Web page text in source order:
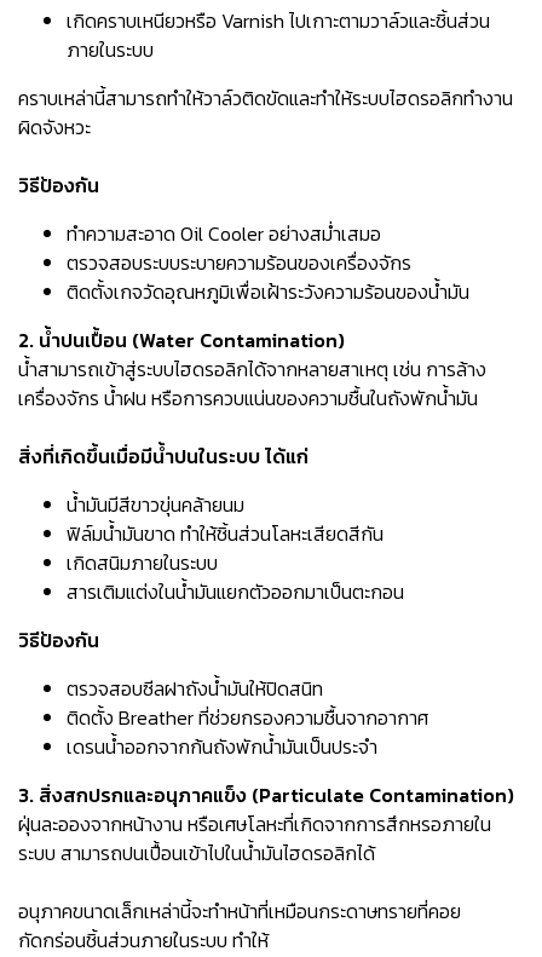
เกิดคราบเหนียวหรือ Varnish ไปเกาะตามวาล์วและชิ้นส่วน
ภายในระบบ
คราบเหล่านี้สามารถทำให้วาล์วติดขัดและทำให้ระบบไฮดรอลิกทำงาน
ผิดจังหวะ
วิธีป้องกัน
ทำความสะอาด Oil Cooler อย่างสม่ำเสมอ
ตรวจสอบระบบระบายความร้อนของเครื่องจักร
ติดตั้งเกจวัดอุณหภูมิเพื่อเฝ้าระวังความร้อนของน้ำมัน
2. น้ำปนเปื้อน (Water Contamination)
น้ำสามารถเข้าสู่ระบบไฮดรอลิกได้จากหลายสาเหตุ เช่น การล้าง
เครื่องจักร น้ำฝน หรือการควบแน่นของความชื้นในถังพักน้ำมัน
สิ่งที่เกิดขึ้นเมื่อมีน้ำปนในระบบ ได้แก่
น้ำมันมีสีขาวขุ่นคล้ายนม
ฟิล์มน้ำมันขาด ทำให้ชิ้นส่วนโลหะเสียดสีกัน
เกิดสนิมภายในระบบ
สารเติมแต่งในน้ำมันแยกตัวออกมาเป็นตะกอน
วิธีป้องกัน
ตรวจสอบซีลฝาถังน้ำมันให้ปิดสนิท
ติดตั้ง Breather ที่ช่วยกรองความชื้นจากอากาศ
เดรนน้ำออกจากก้นถังพักน้ำมันเป็นประจำ
3. สิ่งสกปรกและอนุภาคแข็ง (Particulate Contamination)
ฝุ่นละอองจากหน้างาน หรือเศษโลหะที่เกิดจากการสึกหรอภายใน
ระบบ สามารถปนเปื้อนเข้าไปในน้ำมันไฮดรอลิกได้
อนุภาคขนาดเล็กเหล่านี้จะทำหน้าที่เหมือนกระดาษทรายที่คอย
กัดกร่อนชิ้นส่วนภายในระบบ ทำให้